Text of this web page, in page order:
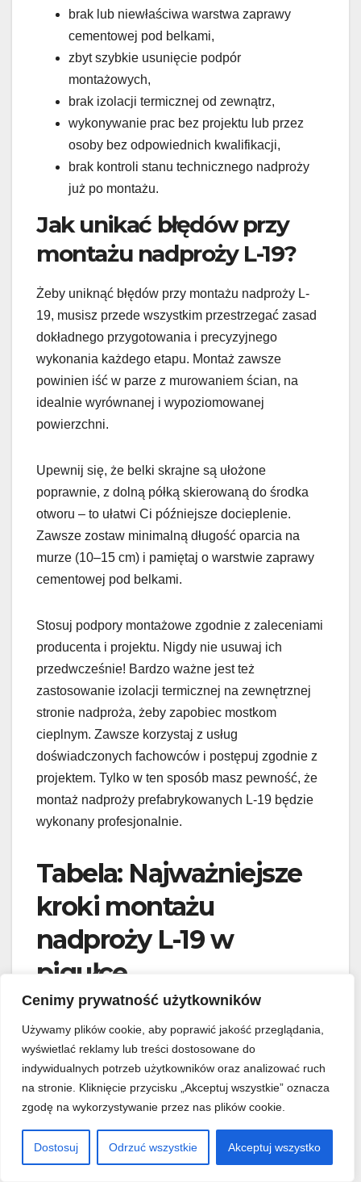
Cenimy prywatność użytkowników
Używamy plików cookie, aby poprawić jakość przeglądania,
wyświetlać reklamy lub treści dostosowane do
indywidualnych potrzeb użytkowników oraz analizować ruch
na stronie. Kliknięcie przycisku „Akceptuj wszystkie” oznacza
zgodę na wykorzystywanie przez nas plików cookie.
Dostosuj Odrzuć wszystkie Akceptuj wszystko
brak lub niewłaściwa warstwa zaprawy
cementowej pod belkami,
zbyt szybkie usunięcie podpór
montażowych,
brak izolacji termicznej od zewnątrz,
wykonywanie prac bez projektu lub przez
osoby bez odpowiednich kwalifikacji,
brak kontroli stanu technicznego nadproży
już po montażu.
Jak unikać błędów przy
montażu nadproży L-19?
Żeby uniknąć błędów przy montażu nadproży L-
19, musisz przede wszystkim przestrzegać zasad
dokładnego przygotowania i precyzyjnego
wykonania każdego etapu. Montaż zawsze
powinien iść w parze z murowaniem ścian, na
idealnie wyrównanej i wypoziomowanej
powierzchni.
Upewnij się, że belki skrajne są ułożone
poprawnie, z dolną półką skierowaną do środka
otworu – to ułatwi Ci późniejsze docieplenie.
Zawsze zostaw minimalną długość oparcia na
murze (10–15 cm) i pamiętaj o warstwie zaprawy
cementowej pod belkami.
Stosuj podpory montażowe zgodnie z zaleceniami
producenta i projektu. Nigdy nie usuwaj ich
przedwcześnie! Bardzo ważne jest też
zastosowanie izolacji termicznej na zewnętrznej
stronie nadproża, żeby zapobiec mostkom
cieplnym. Zawsze korzystaj z usług
doświadczonych fachowców i postępuj zgodnie z
projektem. Tylko w ten sposób masz pewność, że
montaż nadproży prefabrykowanych L-19 będzie
wykonany profesjonalnie.
Tabela: Najważniejsze
kroki montażu
nadproży L-19 w
pigułce
1.
Przygotowanie
otworu
Precyzyjne wymierzenie i
przygotowanie otworu
zgodnie z projektem.
2.
Przygotowanie
wypoziomowanie powierzchni